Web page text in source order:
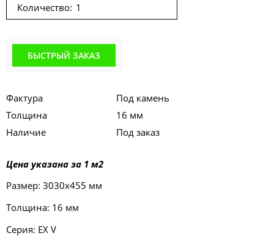
Количество:
БЫСТРЫЙ ЗАКАЗ
Фактура
Под камень
Толщина
16 мм
Наличие
Под заказ
Цена указана за 1 м2
Размер: 3030х455 мм
Толщина: 16 мм
Серия: EX V